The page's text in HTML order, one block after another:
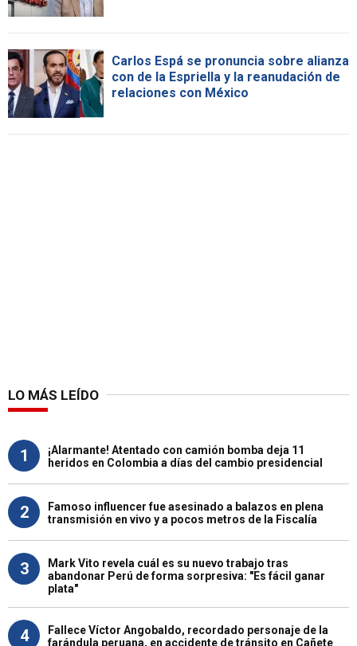
Carlos Espá se pronuncia sobre alianza
con de la Espriella y la reanudación de
relaciones con México
LO MÁS LEÍDO
1
¡Alarmante! Atentado con camión bomba deja 11
heridos en Colombia a días del cambio presidencial
2
Famoso influencer fue asesinado a balazos en plena
transmisión en vivo y a pocos metros de la Fiscalía
3
Mark Vito revela cuál es su nuevo trabajo tras
abandonar Perú de forma sorpresiva: "Es fácil ganar
plata"
4
Fallece Víctor Angobaldo, recordado personaje de la
farándula peruana, en accidente de tránsito en Cañete